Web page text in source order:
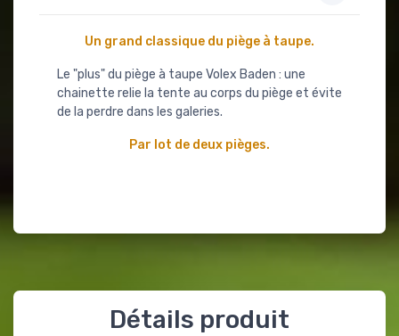
Un grand classique du piège à taupe.
Le "plus" du piège à taupe Volex Baden : une
chainette relie la tente au corps du piège et évite
de la perdre dans les galeries.
Par lot de deux pièges.
Détails produit